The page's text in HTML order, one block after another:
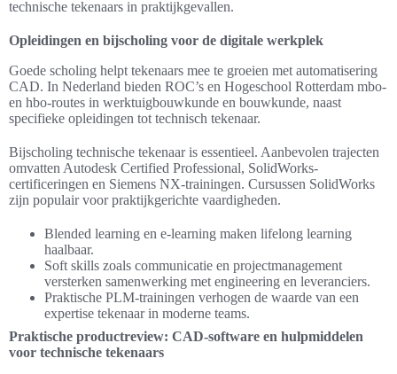
technische tekenaars in praktijkgevallen.
Opleidingen en bijscholing voor de digitale werkplek
Goede scholing helpt tekenaars mee te groeien met automatisering
CAD. In Nederland bieden ROC’s en Hogeschool Rotterdam mbo-
en hbo-routes in werktuigbouwkunde en bouwkunde, naast
specifieke opleidingen tot technisch tekenaar.
Bijscholing technische tekenaar is essentieel. Aanbevolen trajecten
omvatten Autodesk Certified Professional, SolidWorks-
certificeringen en Siemens NX-trainingen. Cursussen SolidWorks
zijn populair voor praktijkgerichte vaardigheden.
Blended learning en e-learning maken lifelong learning
haalbaar.
Soft skills zoals communicatie en projectmanagement
versterken samenwerking met engineering en leveranciers.
Praktische PLM-trainingen verhogen de waarde van een
expertise tekenaar in moderne teams.
Praktische productreview: CAD-software en hulpmiddelen
voor technische tekenaars